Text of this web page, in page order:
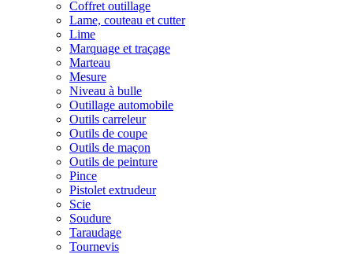
Coffret outillage
Lame, couteau et cutter
Lime
Marquage et traçage
Marteau
Mesure
Niveau à bulle
Outillage automobile
Outils carreleur
Outils de coupe
Outils de maçon
Outils de peinture
Pince
Pistolet extrudeur
Scie
Soudure
Taraudage
Tournevis